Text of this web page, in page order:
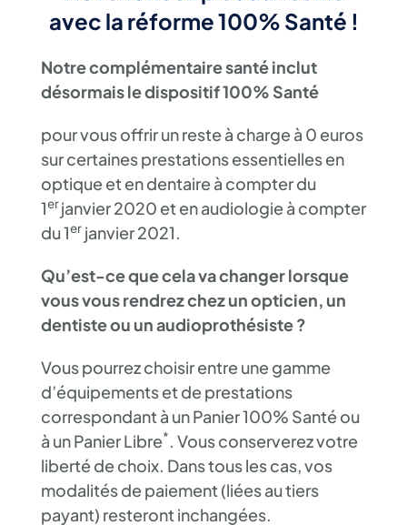
avec la réforme 100% Santé !
Notre complémentaire santé inclut
désormais le dispositif 100% Santé
pour vous offrir un reste à charge à 0 euros
sur certaines prestations essentielles en
optique et en dentaire à compter du
1erjanvier 2020 et en audiologie à compter
du 1er janvier 2021.
Qu’est-ce que cela va changer lorsque
vous vous rendrez chez un opticien, un
dentiste ou un audioprothésiste ?
Vous pourrez choisir entre une gamme
d’équipements et de prestations
correspondant à un Panier 100% Santé ou
à un Panier Libre*. Vous conserverez votre
liberté de choix. Dans tous les cas, vos
modalités de paiement (liées au tiers
payant) resteront inchangées.